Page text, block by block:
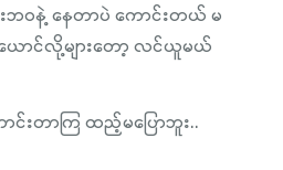
ဘဝနဲ့ နေတာပဲ ကောင်းတယ် မ
ာင်လို့များတော့ လင်ယူမယ်
းတာကြ ထည့်မပြောဘူး..